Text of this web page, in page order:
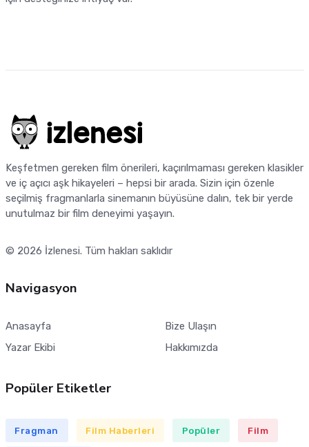
Keşfetmen gereken film önerileri, kaçırılmaması gereken klasikler
ve iç açıcı aşk hikayeleri – hepsi bir arada. Sizin için özenle
seçilmiş fragmanlarla sinemanın büyüsüne dalın, tek bir yerde
unutulmaz bir film deneyimi yaşayın.
© 2026 İzlenesi. Tüm hakları saklıdır
Navigasyon
Anasayfa
Yazar Ekibi
Bize Ulaşın
Hakkımızda
Popüler Etiketler
Fragman Film Haberleri Popüler Film